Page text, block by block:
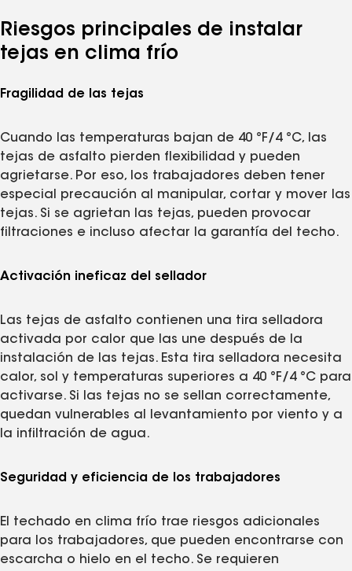
Riesgos principales de instalar
tejas en clima frío
Fragilidad de las tejas
Cuando las temperaturas bajan de 40 °F/4 °C, las
tejas de asfalto pierden flexibilidad y pueden
agrietarse. Por eso, los trabajadores deben tener
especial precaución al manipular, cortar y mover las
tejas. Si se agrietan las tejas, pueden provocar
filtraciones e incluso afectar la garantía del techo.
Activación ineficaz del sellador
Las tejas de asfalto contienen una tira selladora
activada por calor que las une después de la
instalación de las tejas. Esta tira selladora necesita
calor, sol y temperaturas superiores a 40 °F/4 °C para
activarse. Si las tejas no se sellan correctamente,
quedan vulnerables al levantamiento por viento y a
la infiltración de agua.
Seguridad y eficiencia de los trabajadores
El techado en clima frío trae riesgos adicionales
para los trabajadores, que pueden encontrarse con
escarcha o hielo en el techo. Se requieren